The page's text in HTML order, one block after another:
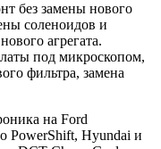
без замены нового
соленоидов и
агрегата.
под микроскопом,
фильтра, замена
на Ford
PowerShift, Hyundai и